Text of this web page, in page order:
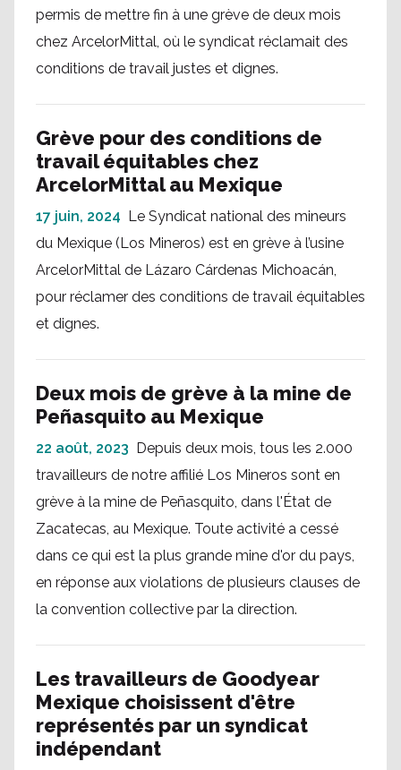
permis de mettre fin à une grève de deux mois
chez ArcelorMittal, où le syndicat réclamait des
conditions de travail justes et dignes.
Grève pour des conditions de
travail équitables chez
ArcelorMittal au Mexique
17 juin, 2024 Le Syndicat national des mineurs
du Mexique (Los Mineros) est en grève à l’usine
ArcelorMittal de Lázaro Cárdenas Michoacán,
pour réclamer des conditions de travail équitables
et dignes.
Deux mois de grève à la mine de
Peñasquito au Mexique
22 août, 2023 Depuis deux mois, tous les 2.000
travailleurs de notre affilié Los Mineros sont en
grève à la mine de Peñasquito, dans l'État de
Zacatecas, au Mexique. Toute activité a cessé
dans ce qui est la plus grande mine d'or du pays,
en réponse aux violations de plusieurs clauses de
la convention collective par la direction.
Les travailleurs de Goodyear
Mexique choisissent d'être
représentés par un syndicat
indépendant